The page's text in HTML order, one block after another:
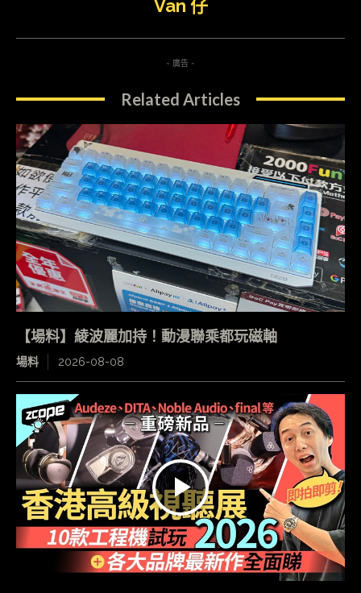
Van 仔
- 廣告 -
Related Articles
【場料】綾波麗加持！動漫聯乘都玩磁軸
場料 2026-08-08